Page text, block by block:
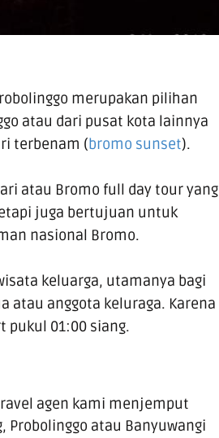
merupakan pilihan
atau dari pusat kota lainnya
terbenam (bromo sunset).
atau Bromo full day tour yang
juga bertujuan untuk
nasional Bromo.
keluarga, utamanya bagi
atau anggota keluraga. Karena
pukul 01:00 siang.
agen kami menjemput
Probolinggo atau Banyuwangi